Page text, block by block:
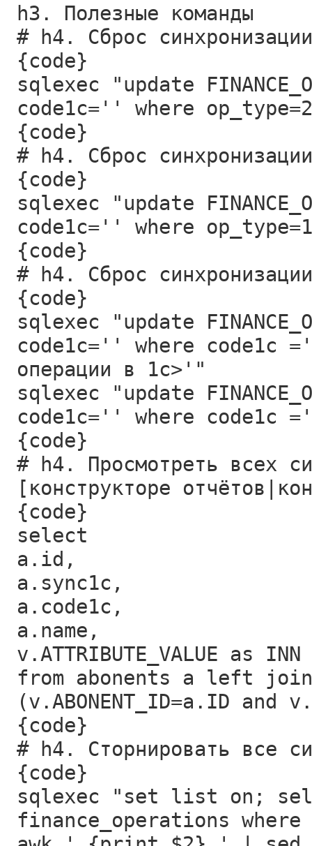
h3. Полезные команды
# h4. Сброс
{code}
sqlexec "update
code1c='' where
{code}
# h4. Сброс
{code}
sqlexec "update
code1c='' where
{code}
# h4. Сброс
{code}
sqlexec "update
code1c='' where code1c
операции в 1с>'"
sqlexec "update
code1c='' where code1c
{code}
# h4. Просмотреть всех
[конструкторе
{code}
select
a.id,
a.sync1c,
a.code1c,
a.name,
v.ATTRIBUTE_VALUE as INN
from abonents a left
(v.ABONENT_ID=a.ID
{code}
# h4. Сторнировать все
{code}
sqlexec "set list on;
finance_operations